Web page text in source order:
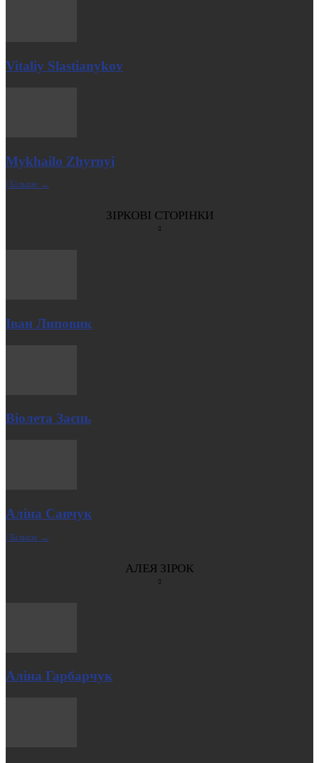
Vitaliy Slastianykov
Mykhailo Zhyrnyi
| Більше →
ЗІРКОВІ СТОРІНКИ
Іван Липовик
Віолета Заєць
Аліна Савчук
| Більше →
АЛЕЯ ЗІРОК
Аліна Гарбарчук